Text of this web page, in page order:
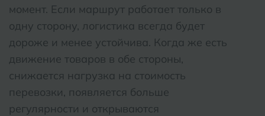
момент. Если маршрут работает только в
одну сторону, логистика всегда будет
дороже и менее устойчива. Когда же есть
движение товаров в обе стороны,
снижается нагрузка на стоимость
перевозки, появляется больше
регулярности и открываются